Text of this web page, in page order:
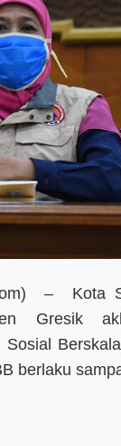
– Kota
Gresik
Sosial
berlaku